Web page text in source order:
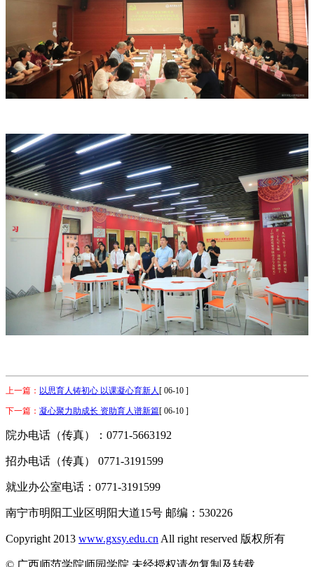
上一篇： 以思育人铸初心 以课凝心育新人[ 06-10 ]
下一篇： 凝心聚力助成长 资助育人谱新篇[ 06-10 ]
院办电话（传真）：0771-5663192
招办电话（传真） 0771-3191599
就业办公室电话：0771-3191599
南宁市明阳工业区明阳大道15号 邮编：530226
Copyright 2013 www.gxsy.edu.cn All right reserved 版权所有
© 广西师范学院师园学院 未经授权请勿复制及转载